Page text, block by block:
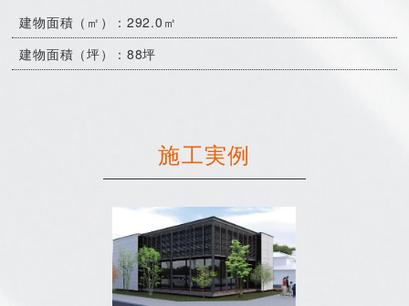
建物面積（㎡）：292.0㎡
建物面積（坪）：88坪
施工実例